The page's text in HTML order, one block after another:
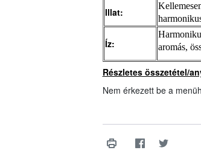
Illat:
Íz:
aromás,
Részletes összetétel/
Nem érkezett be a